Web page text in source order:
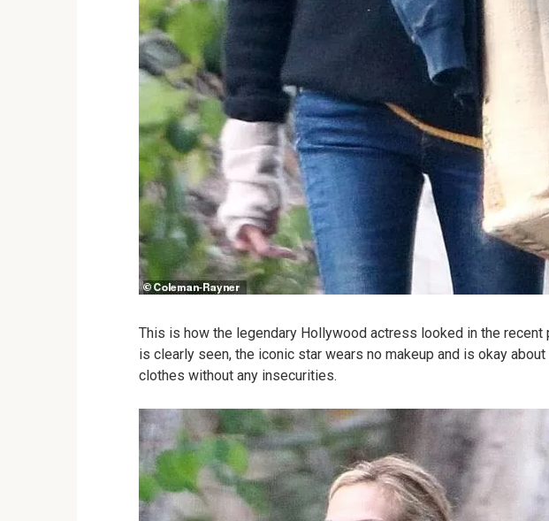
This is how the legendary Hollywood actress looked in the
is clearly seen, the iconic star wears no makeup and is okay
clothes without any insecurities.